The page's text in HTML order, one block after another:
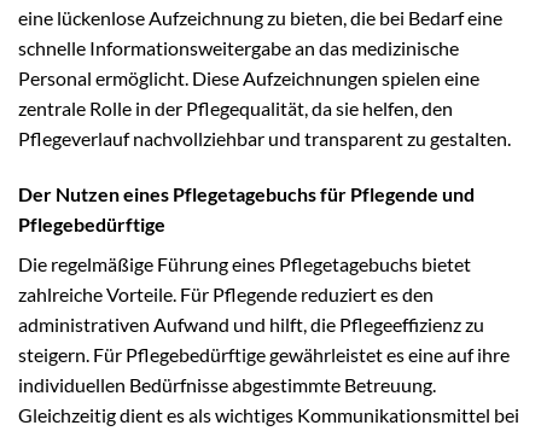
eine lückenlose Aufzeichnung zu bieten, die bei Bedarf eine
schnelle Informationsweitergabe an das medizinische
Personal ermöglicht. Diese Aufzeichnungen spielen eine
zentrale Rolle in der Pflegequalität, da sie helfen, den
Pflegeverlauf nachvollziehbar und transparent zu gestalten.
Der Nutzen eines Pflegetagebuchs für Pflegende und
Pflegebedürftige
Die regelmäßige Führung eines Pflegetagebuchs bietet
zahlreiche Vorteile. Für Pflegende reduziert es den
administrativen Aufwand und hilft, die Pflegeeffizienz zu
steigern. Für Pflegebedürftige gewährleistet es eine auf ihre
individuellen Bedürfnisse abgestimmte Betreuung.
Gleichzeitig dient es als wichtiges Kommunikationsmittel bei